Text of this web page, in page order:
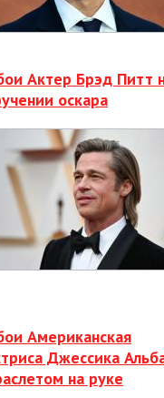
Актер Брэд Питт
оскара
Американская
Джессика
на руке